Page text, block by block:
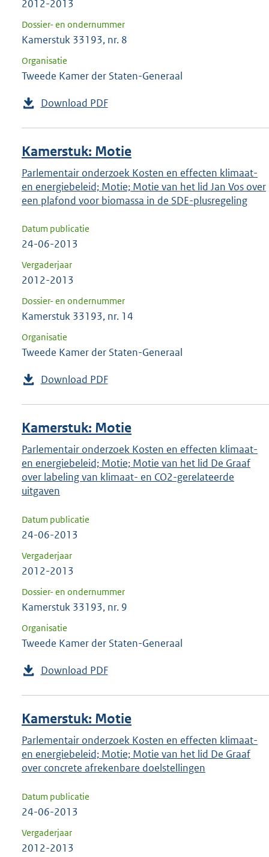
2012-2013
Dossier- en ondernummer
Kamerstuk 33193, nr. 8
Organisatie
Tweede Kamer der Staten-Generaal
Download PDF
Kamerstuk: Motie
Parlementair onderzoek Kosten en effecten klimaat-
en energiebeleid; Motie; Motie van het lid Jan Vos over
een plafond voor biomassa in de SDE-plusregeling
Datum publicatie
24-06-2013
Vergaderjaar
2012-2013
Dossier- en ondernummer
Kamerstuk 33193, nr. 14
Organisatie
Tweede Kamer der Staten-Generaal
Download PDF
Kamerstuk: Motie
Parlementair onderzoek Kosten en effecten klimaat-
en energiebeleid; Motie; Motie van het lid De Graaf
over labeling van klimaat- en CO2-gerelateerde
uitgaven
Datum publicatie
24-06-2013
Vergaderjaar
2012-2013
Dossier- en ondernummer
Kamerstuk 33193, nr. 9
Organisatie
Tweede Kamer der Staten-Generaal
Download PDF
Kamerstuk: Motie
Parlementair onderzoek Kosten en effecten klimaat-
en energiebeleid; Motie; Motie van het lid De Graaf
over concrete afrekenbare doelstellingen
Datum publicatie
24-06-2013
Vergaderjaar
2012-2013